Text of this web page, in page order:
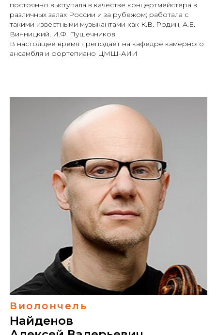
постоянно выступала в качестве концертмейстера в
различных залах России и за рубежом; работала с
такими известными музыкантами как К.В. Родин, А.Е.
Винницкий, И.Ф. Пушечников.
В настоящее время преподает на кафедре камерного
ансамбля и фортепиано ЦМШ-АИИ
Виолончель
Найденов